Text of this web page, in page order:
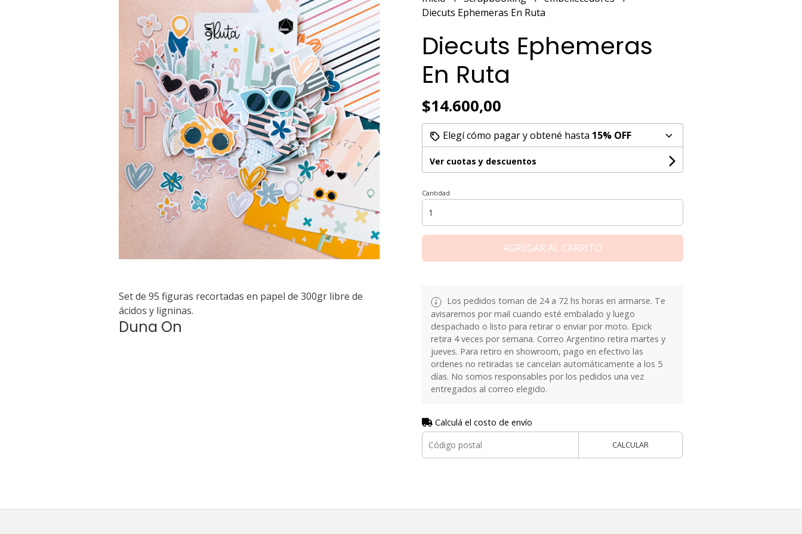
Set de 95 figuras recortadas en papel de 300gr libre de
ácidos y ligninas.
Duna On
Diecuts Ephemeras En Ruta
Diecuts Ephemeras
En Ruta
$14.600,00
Elegí cómo pagar y obtené hasta 15% OFF
Ver cuotas y descuentos
Cantidad
AGREGAR AL CARRITO
Los pedidos toman de 24 a 72 hs horas en armarse. Te
avisaremos por mail cuando esté embalado y luego
despachado o listo para retirar o enviar por moto. Epick
retira 4 veces por semana. Correo Argentino retira martes y
jueves. Para retiro en showroom, pago en efectivo las
ordenes no retiradas se cancelan automáticamente a los 5
días. No somos responsables por los pedidos una vez
entregados al correo elegido.
Calculá el costo de envío
CALCULAR